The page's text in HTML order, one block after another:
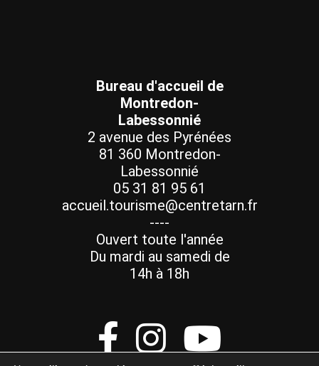
Bureau d'accueil de
Montredon-
Labessonnié
2 avenue des Pyrénées
81 360 Montredon-
Labessonnié
05 31 81 95 61
accueil.tourisme@centretarn.fr
----
Ouvert toute l'année
Du mardi au samedi de
14h à 18h